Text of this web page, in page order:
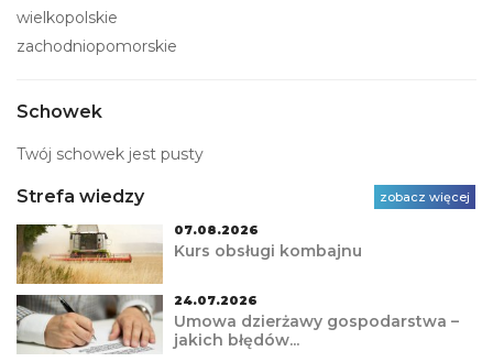
wielkopolskie
zachodniopomorskie
Schowek
Twój schowek jest pusty
Strefa wiedzy zobacz więcej
07.08.2026
Kurs obsługi kombajnu
24.07.2026
Umowa dzierżawy gospodarstwa –
jakich błędów...